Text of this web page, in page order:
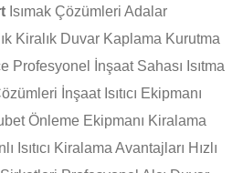
Isımak Çözümleri Adalar
Kiralık Duvar Kaplama Kurutma
Profesyonel İnşaat Sahası Isıtma
İnşaat Isıtıcı Ekipmanı
Önleme Ekipmanı Kiralama
Isıtıcı Kiralama Avantajları Hızlı